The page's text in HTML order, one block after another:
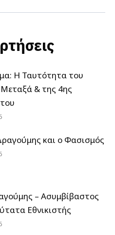
Η Ταυτότητα του
& της 4ης
και ο Φασισμός
– Ασυμβίβαστος
Εθνικιστής